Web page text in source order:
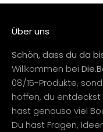
Über uns
Schön, dass du da
Willkommen bei
08/15-Produkte,
hoffen, du entdeckst
hast genauso viel
Du hast Fragen,